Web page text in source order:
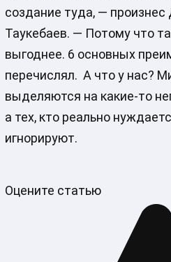
создание туда, —
Таукебаев. — Потому что
выгоднее. 6 основных
перечислял. А что у нас?
выделяются на какие-то
а тех, кто реально
игнорируют.
Оцените статью